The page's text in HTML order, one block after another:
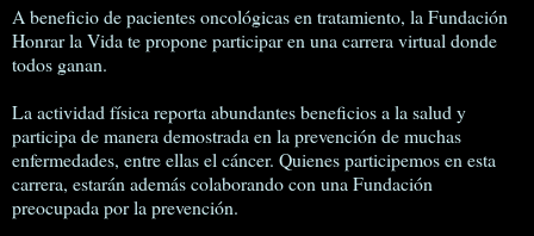
A beneficio de pacientes oncológicas en tratamiento, la Fundación
Honrar la Vida te propone participar en una carrera virtual donde
todos ganan.
La actividad física reporta abundantes beneficios a la salud y
participa de manera demostrada en la prevención de muchas
enfermedades, entre ellas el cáncer. Quienes participemos en esta
carrera, estarán además colaborando con una Fundación
preocupada por la prevención.